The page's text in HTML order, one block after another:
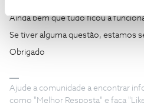
Ainda bem que tudo ficou a
Se tiver alguma questão, estamos
Obrigado
Ajude a comunidade a encontrar
como "Melhor Resposta" e faça